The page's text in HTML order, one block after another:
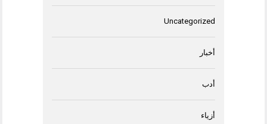
Uncategorized
أخبار
أدب
أزياء